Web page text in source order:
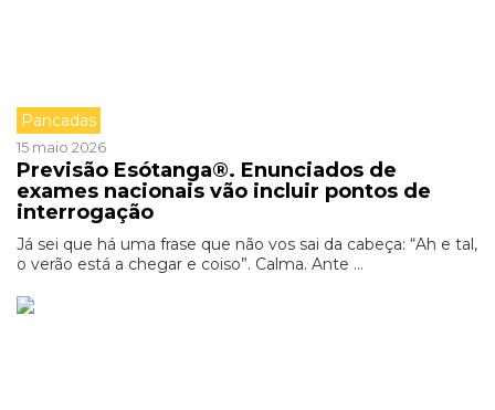
Pancadas
15 maio 2026
Previsão Esótanga®. Enunciados de
exames nacionais vão incluir pontos de
interrogação
Já sei que há uma frase que não vos sai da cabeça: “Ah e tal,
o verão está a chegar e coiso”. Calma. Ante ...